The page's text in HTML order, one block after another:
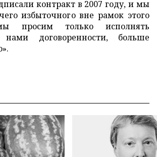
контракт в 2007 году, и мы
избыточного вне рамок этого
просим только исполнять
нами договоренности, больше